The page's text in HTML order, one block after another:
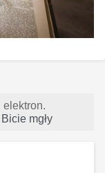
elektron.
Bicie mgły